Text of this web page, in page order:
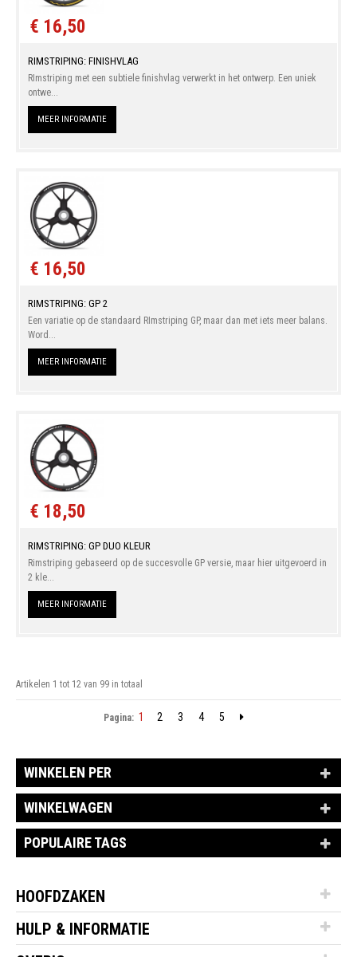
€ 16,50
RIMSTRIPING: FINISHVLAG
RImstriping met een subtiele finishvlag verwerkt in het ontwerp. Een uniek
ontwe...
MEER INFORMATIE
€ 16,50
RIMSTRIPING: GP 2
Een variatie op de standaard RImstriping GP, maar dan met iets meer balans.
Word...
MEER INFORMATIE
€ 18,50
RIMSTRIPING: GP DUO KLEUR
Rimstriping gebaseerd op de succesvolle GP versie, maar hier uitgevoerd in
2 kle...
MEER INFORMATIE
Artikelen 1 tot 12 van 99 in totaal
Pagina: 1 2 3 4 5
WINKELEN PER
WINKELWAGEN
POPULAIRE TAGS
HOOFDZAKEN
HULP & INFORMATIE